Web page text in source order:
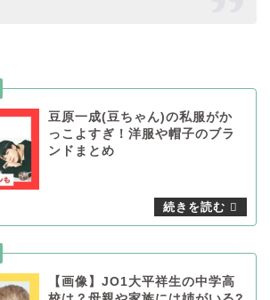
豆原一成(豆ちゃん)の私服がか
っこよすぎ！洋服や帽子のブラ
ンドまとめ
【画像】JO1大平祥生の中学高